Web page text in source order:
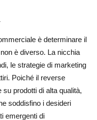
è determinare il
è diverso. La nicchia
le strategie di marketing
Poiché il reverse
prodotti di alta qualità,
soddisfino i desideri
emergenti di